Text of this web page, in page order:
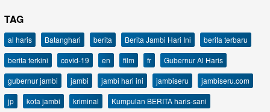
TAG
al haris Batanghari berita Berita Jambi Hari Ini
berita terbaru
berita terkini
covid-19 en film fr
Gubernur Al Haris
gubernur jambi
jambi jambi hari ini jambiseru
jambiseru.com
jp
kota jambi kriminal
Kumpulan BERITA haris-sani